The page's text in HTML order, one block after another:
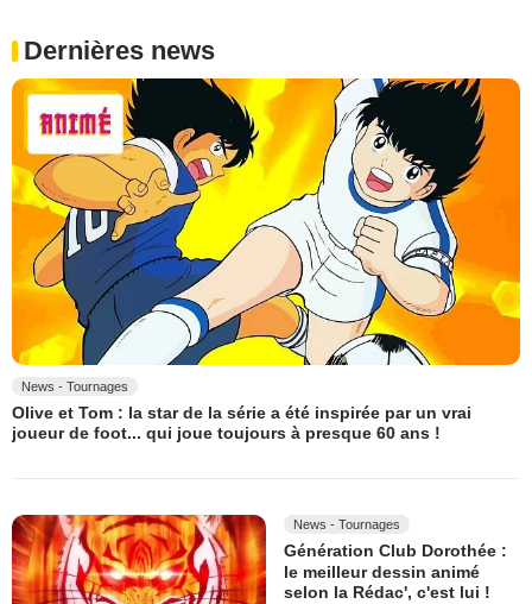
Dernières news
News - Tournages
Olive et Tom : la star de la série a été inspirée par un vrai
joueur de foot... qui joue toujours à presque 60 ans !
News - Tournages
Génération Club Dorothée :
le meilleur dessin animé
selon la Rédac', c'est lui !